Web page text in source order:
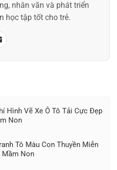
nhân văn và phát triển
học tập tốt cho trẻ.
Hình Vẽ Xe Ô Tô Tải Cực Đẹp
Non
Tô Màu Con Thuyền Miễn
Mầm Non